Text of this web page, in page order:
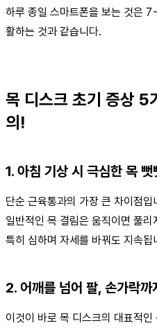
하루 종일 스마트폰을 보는 것은
활하는 것과 같습니다.
목 디스크 초기 증상 5
의!
1. 아침 기상 시 극심한 목 뻣
단순 근육통과의 가장 큰 차이점입
일반적인 목 결림은 움직이면 풀
특히 심하며 자세를 바꿔도 지속됩
2. 어깨를 넘어 팔, 손가락까
이것이 바로 목 디스크의 대표적인